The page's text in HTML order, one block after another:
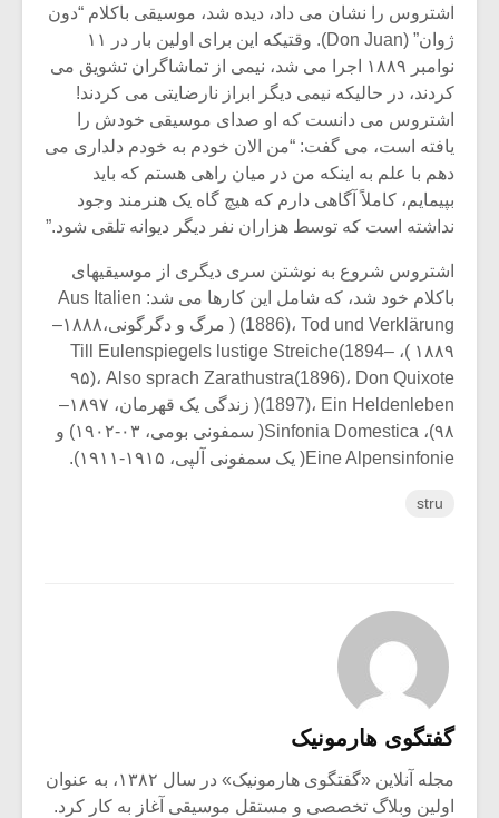
اشتروس را نشان می داد، دیده شد، موسیقی باکلام “دون
ژوان” (Don Juan). وقتیکه این برای اولین بار در ۱۱
نوامبر ۱۸۸۹ اجرا می شد، نیمی از تماشاگران تشویق می
کردند، در حالیکه نیمی دیگر ابراز نارضایتی می کردند!
اشتروس می دانست که او صدای موسیقی خودش را
یافته است، می گفت: “من الان خودم به خودم دلداری می
دهم با علم به اینکه من در میان راهی هستم که باید
بپیمایم، کاملاً آگاهی دارم که هیچ گاه یک هنرمند وجود
نداشته است که توسط هزاران نفر دیگر دیوانه تلقی شود.”
اشتروس شروع به نوشتن سری دیگری از موسیقیهای
باکلام خود شد، که شامل این کارها می شد: Aus Italien
(1886)، Tod und Verklärung ( مرگ و دگرگونی،۱۸۸۸–
۱۸۸۹ )، Till Eulenspiegels lustige Streiche(1894–
۹۵)، Also sprach Zarathustra(1896)، Don Quixote
(1897)، Ein Heldenleben( زندگی یک قهرمان، ۱۸۹۷–
۹۸)، Sinfonia Domestica( سمفونی بومی، ۰۳-۱۹۰۲) و
Eine Alpensinfonie( یک سمفونی آلپی، ۱۹۱۵-۱۹۱۱).
stru
گفتگوی هارمونیک
مجله آنلاین «گفتگوی هارمونیک» در سال ۱۳۸۲، به عنوان
اولین وبلاگ تخصصی و مستقل موسیقی آغاز به کار کرد.